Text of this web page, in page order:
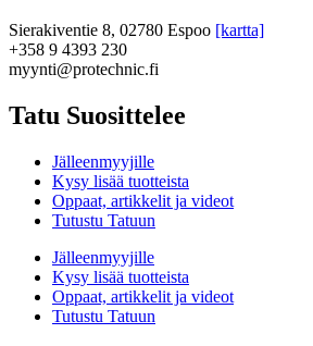
Sierakiventie 8, 02780 Espoo [kartta]
+358 9 4393 230
myynti@protechnic.fi
Tatu Suosittelee
Jälleenmyyjille
Kysy lisää tuotteista
Oppaat, artikkelit ja videot
Tutustu Tatuun
Jälleenmyyjille
Kysy lisää tuotteista
Oppaat, artikkelit ja videot
Tutustu Tatuun